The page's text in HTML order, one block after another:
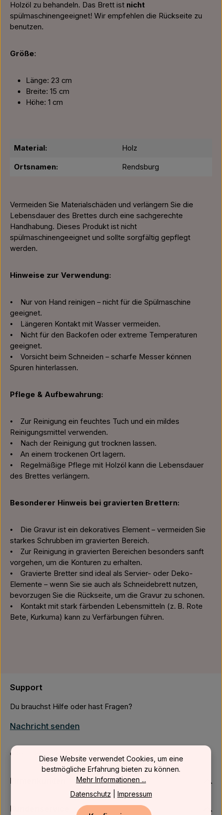
Holzöl zu behandeln. Das Brett ist nicht
spülmaschinengeeignet! Wir empfehlen die Rückseite zu
benutzen.
Größe:
Länge: 23 cm
Breite: 15 cm
Höhe: 1 cm
Material: Holz
Ortsnamen: Rendsburg
Vermeiden Sie Materialschäden und verlängern Sie die
Lebensdauer des Brettes durch eine sachgerechte
Handhabung. Dieses Produkt ist nicht
spülmaschinengeeignet und sollte sorgfältig gepflegt
werden.
Hinweise zur Verwendung:
⦁ Nur von Hand reinigen – nicht für die Spülmaschine
geeignet.
⦁ Längeren Kontakt mit Wasser vermeiden.
⦁ Nicht für den Backofen oder extreme Temperaturen
geeignet.
⦁ Vorsicht beim Schneiden – scharfe Messer können
Spuren hinterlassen.
Pflege & Aufbewahrung:
⦁ Zur Reinigung ein feuchtes Tuch und ein mildes
Reinigungsmittel verwenden.
⦁ Nach der Reinigung gut trocknen lassen.
⦁ An einem trockenen Ort lagern.
⦁ Regelmäßige Pflege mit Holzöl kann die Lebensdauer
des Brettes verlängern.
Besonderer Hinweis bei gravierten Brettern:
⦁ Die Gravur ist ein dekoratives Element – vermeiden Sie
starkes Schrubben im gravierten Bereich.
⦁ Zur Reinigung in gravierten Bereichen besonders sanft
vorgehen, um die Konturen zu erhalten.
⦁ Gravierte Bretter sind ideal als Servier- oder Deko-
Elemente – wenn Sie sie auch als Schneidebrett nutzen,
bevorzugen Sie die Rückseite, um die Gravur zu schonen.
⦁ Kontakt mit stark färbenden Lebensmitteln (z. B. Rote
Bete, Kurkuma) kann zu Verfärbungen führen.
Support
Du brauchst Hilfe oder hast Fragen?
Nachricht senden
oder über unser
Firmenkunden
Kundenservice
Diese Website verwendet Cookies, um eine
bestmögliche Erfahrung bieten zu können.
Mehr Informationen ...
Datenschutz
Impressum